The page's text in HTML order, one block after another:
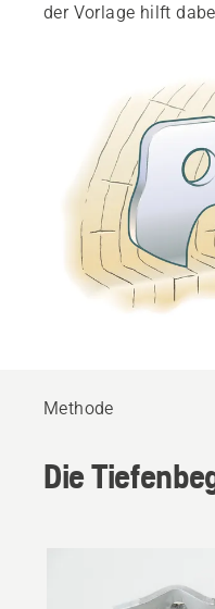
der Vorlage hilft
Methode
Die